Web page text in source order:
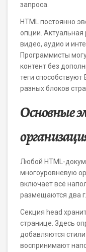
запроса.
HTML постоянно
опции. Актуальная
видео, аудио и
Программисты
контент без
теги
разных блоков
Основные
Любой HTML-
многоуровневую
включает всё
размещаются два
Секция head
странице. Здесь
добавляются
воспринимают